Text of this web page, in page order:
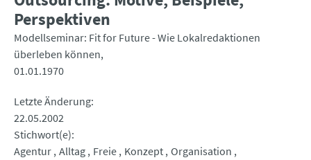
Perspektiven
Modellseminar: Fit for Future - Wie Lokalredaktionen
überleben können
01.01.1970
Letzte Änderung
22.05.2002
Stichwort(e)
Agentur Alltag Freie Konzept Organisation